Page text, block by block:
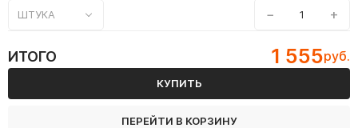
ШТУКА − +
ИТОГО 1 555руб.
КУПИТЬ
ПЕРЕЙТИ В КОРЗИНУ